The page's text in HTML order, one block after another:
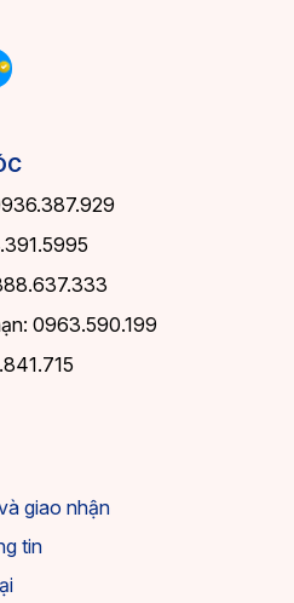
0963.590.199
giao nhận
tin